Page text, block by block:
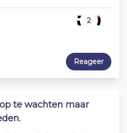
2
Reageer
te wachten maar